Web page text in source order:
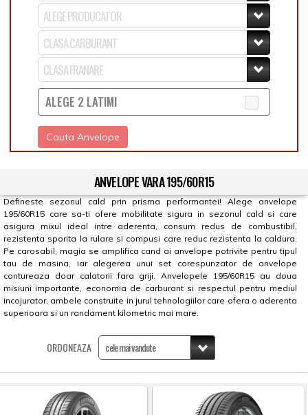
ALEGE 2 LATIMI
Cauta Anvelope
ANVELOPE VARA 195/60R15
Defineste sezonul cald prin prisma performantei! Alege anvelope
195/60R15 care sa-ti ofere mobilitate sigura in sezonul cald si care
asigura mixul ideal intre aderenta, consum redus de combustibil,
rezistenta sporita la rulare si compusi care reduc rezistenta la caldura.
Pe carosabil, magia se amplifica cand ai anvelope potrivite pentru tipul
tau de masina, iar alegerea unui set corespunzator de anvelope
contureaza doar calatorii fara griji. Anvelopele 195/60R15 au doua
misiuni importante, economia de carburant si respectul pentru mediul
incojurator, ambele construite in jurul tehnologiilor care ofera o aderenta
superioara si un randament kilometric mai mare.
ORDONEAZA